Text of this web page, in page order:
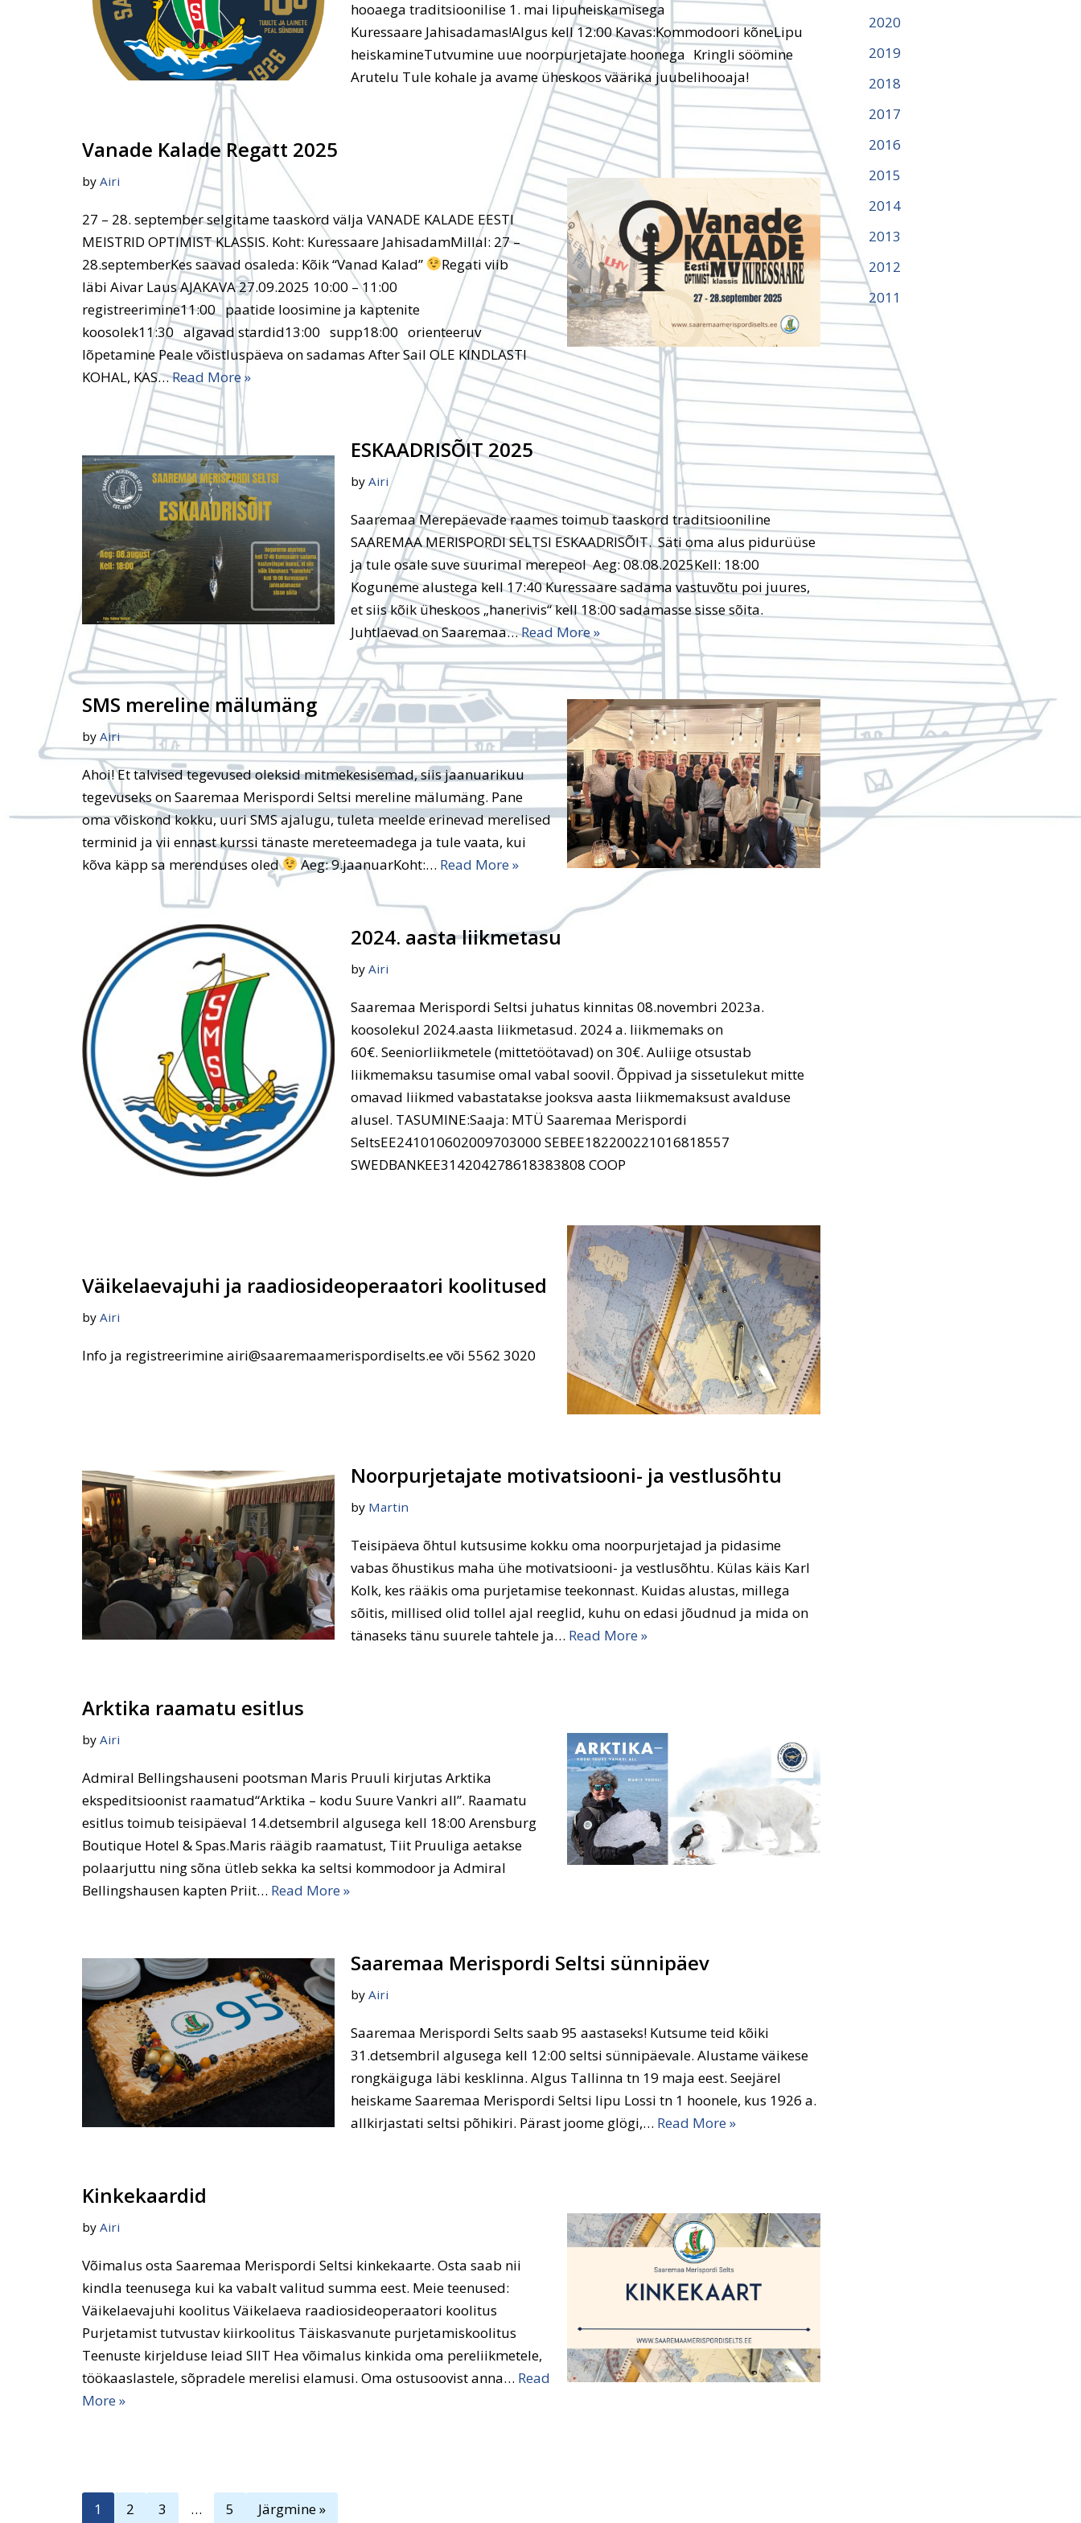
hooaega traditsioonilise 1. mai lipuheiskamisega
Kuressaare Jahisadamas!Algus kell 12:00 Kavas:Kommodoori kõneLipu
heiskamineTutvumine uue noorpurjetajate hoonega Kringli söömine
Arutelu Tule kohale ja avame üheskoos väärika juubelihooaja!
Vanade Kalade Regatt 2025
by Airi
27 – 28. september selgitame taaskord välja VANADE KALADE EESTI
MEISTRID OPTIMIST KLASSIS. Koht: Kuressaare JahisadamMillal: 27 –
28.septemberKes saavad osaleda: Kõik “Vanad Kalad”
Regati viib
läbi Aivar Laus AJAKAVA 27.09.2025 10:00 – 11:00
registreerimine11:00 paatide loosimine ja kaptenite
koosolek11:30 algavad stardid13:00 supp18:00 orienteeruv
lõpetamine Peale võistluspäeva on sadamas After Sail OLE KINDLASTI
KOHAL, KAS…Read More »
ESKAADRISÕIT 2025
byAiri
Saaremaa Merepäevade raames toimub taaskord traditsiooniline
SAAREMAA MERISPORDI SELTSI ESKAADRISÕIT. Säti oma alus pidurüüse
ja tule osale suve suurimal merepeol Aeg: 08.08.2025Kell: 18:00
Koguneme alustega kell 17:40 Kuressaare sadama vastuvõtu poi juures,
et siis kõik üheskoos „hanerivis“ kell 18:00 sadamasse sisse sõita.
Juhtlaevad on Saaremaa…Read More »
SMS mereline mälumäng
by Airi
Ahoi! Et talvised tegevused oleksid mitmekesisemad, siis jaanuarikuu
tegevuseks on Saaremaa Merispordi Seltsi mereline mälumäng. Pane
oma võiskond kokku, uuri SMS ajalugu, tuleta meelde erinevad merelised
terminid ja vii ennast kurssi tänaste mereteemadega ja tule vaata, kui
kõva käpp sa merenduses oled
Aeg: 9.jaanuarKoht:… Read More »
2024. aasta liikmetasu
byAiri
Saaremaa Merispordi Seltsi juhatus kinnitas 08.novembri 2023a.
koosolekul 2024.aasta liikmetasud. 2024 a. liikmemaks on
60€. Seeniorliikmetele (mittetöötavad) on 30€. Auliige otsustab
liikmemaksu tasumise omal vabal soovil. Õppivad ja sissetulekut mitte
omavad liikmed vabastatakse jooksva aasta liikmemaksust avalduse
alusel. TASUMINE:Saaja: MTÜ Saaremaa Merispordi
SeltsEE241010602009703000 SEBEE182200221016818557
SWEDBANKEE314204278618383808 COOP
Väikelaevajuhi ja raadiosideoperaatori koolitused
by Airi
Info ja registreerimine airi@saaremaamerispordiselts.ee või 5562 3020
Noorpurjetajate motivatsiooni- ja vestlusõhtu
by Martin
Teisipäeva õhtul kutsusime kokku oma noorpurjetajad ja pidasime
vabas õhustikus maha ühe motivatsiooni- ja vestlusõhtu. Külas käis Karl
Kolk, kes rääkis oma purjetamise teekonnast. Kuidas alustas, millega
sõitis, millised olid tollel ajal reeglid, kuhu on edasi jõudnud ja mida on
tänaseks tänu suurele tahtele ja… Read More »
Arktika raamatu esitlus
by Airi
Admiral Bellingshauseni pootsman Maris Pruuli kirjutas Arktika
ekspeditsioonist raamatud“Arktika – kodu Suure Vankri all”. Raamatu
esitlus toimub teisipäeval 14.detsembril algusega kell 18:00 Arensburg
Boutique Hotel & Spas.Maris räägib raamatust, Tiit Pruuliga aetakse
polaarjuttu ning sõna ütleb sekka ka seltsi kommodoor ja Admiral
Bellingshausen kapten Priit… Read More »
Saaremaa Merispordi Seltsi sünnipäev
byAiri
Saaremaa Merispordi Selts saab 95 aastaseks! Kutsume teid kõiki
31.detsembril algusega kell 12:00 seltsi sünnipäevale. Alustame väikese
rongkäiguga läbi kesklinna. Algus Tallinna tn 19 maja eest. Seejärel
heiskame Saaremaa Merispordi Seltsi lipu Lossi tn 1 hoonele, kus 1926 a.
allkirjastati seltsi põhikiri. Pärast joome glögi,… Read More »
Kinkekaardid
by Airi
Võimalus osta Saaremaa Merispordi Seltsi kinkekaarte. Osta saab nii
kindla teenusega kui ka vabalt valitud summa eest. Meie teenused:
Väikelaevajuhi koolitus Väikelaeva raadiosideoperaatori koolitus
Purjetamist tutvustav kiirkoolitus Täiskasvanute purjetamiskoolitus
Teenuste kirjelduse leiad SIIT Hea võimalus kinkida oma pereliikmetele,
töökaaslastele, sõpradele merelisi elamusi. Oma ostusoovist anna… Read
More »
1 2 3 … 5 Järgmine »
2020
2019
2018
2017
2016
2015
2014
2013
2012
2011